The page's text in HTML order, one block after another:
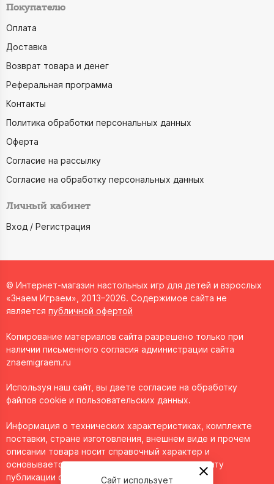
Покупателю
Оплата
Доставка
Возврат товара и денег
Реферальная программа
Контакты
Политика обработки персональных данных
Оферта
Согласие на рассылку
Согласие на обработку персональных данных
Личный кабинет
Вход / Регистрация
© Интернет-магазин настольных игр для детей и взрослых
«Знаем Играем», 2013–2026. Содержимое сайта не
является публичной офертой
Копирование материалов сайта разрешено только при
наличии письменного согласия администрации сайта
znaemigraem.ru
Используя наш сайт, вы даете согласие на обработку
файлов cookie и пользовательских данных.
Информация о технических характеристиках, комплекте
поставки, стране изготовления, внешнем виде и прочем
описании товара носит справочный характер и
основывается на последних доступных к моменту
публикации сведениях.Сайт использует